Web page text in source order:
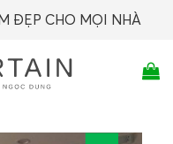
ĐẸP CHO MỌI NHÀ